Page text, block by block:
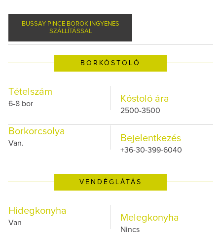
BUSSAY PINCE BOROK INGYENES
SZÁLLÍTÁSSAL
BORKÓSTOLÓ
Tételszám
6-8 bor Kóstoló ára
2500-3500
Borkorcsolya
Van. Bejelentkezés
+36-30-399-6040
VENDÉGLÁTÁS
Hidegkonyha
Van Melegkonyha
Nincs